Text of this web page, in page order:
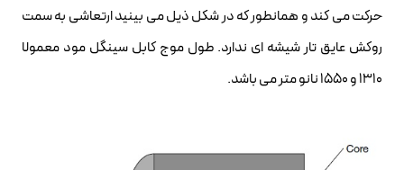
حرکت می کند و همانطور که در شکل ذیل می بینید ارتعاشی به سمت
روکش عایق تار شیشه ای ندارد. طول موج کابل سینگل مود معمولا
۱۳۱۰ و ۱۵۵۰ نانو متر می باشد.